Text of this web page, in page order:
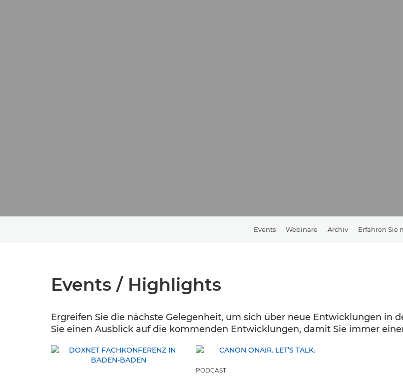
Events Webinare Archiv Erfahren Sie
Events / Highlights
Ergreifen Sie die nächste Gelegenheit, um sich über neue Entwicklungen in
Sie einen Ausblick auf die kommenden Entwicklungen, damit Sie immer
PODCAST